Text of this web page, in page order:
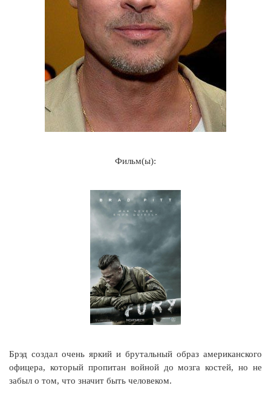
Фильм(ы):
Брэд создал очень яркий и брутальный образ американского
офицера, который пропитан войной до мозга костей, но не
забыл о том, что значит быть человеком.